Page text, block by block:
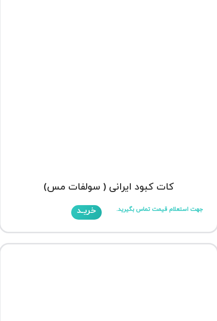
کات کبود ایرانی ( سولفات مس)
جهت استعلام قیمت تماس بگیرید. خریـد